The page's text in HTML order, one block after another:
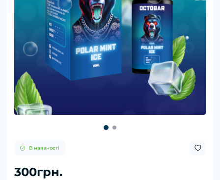
В наявності
300грн.